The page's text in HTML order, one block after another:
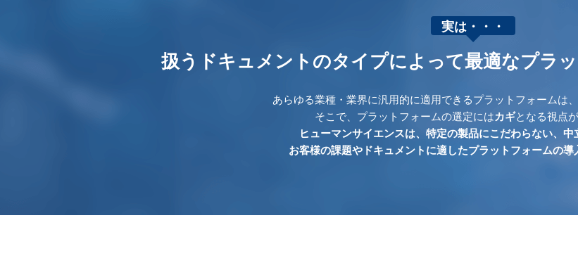
実は・・・
扱うドキュメントのタイプによって最適なプラ
あらゆる業種・業界に汎用的に適用できるプラットフォームは
そこで、プラットフォームの選定にはカギとなる視点
ヒューマンサイエンスは、特定の製品にこだわらない、中
お客様の課題やドキュメントに適したプラットフォームの導